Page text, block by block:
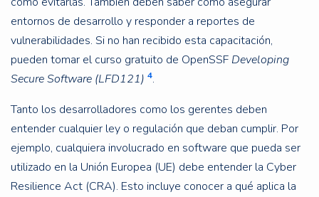
entornos de desarrollo y responder a reportes de
vulnerabilidades. Si no han recibido esta capacitación,
pueden tomar el curso gratuito de OpenSSF Developing
Secure Software (LFD121) 4.
Tanto los desarrolladores como los gerentes deben
entender cualquier ley o regulación que deban cumplir. Por
ejemplo, cualquiera involucrado en software que pueda ser
utilizado en la Unión Europea (UE) debe entender la Cyber
Resilience Act (CRA). Esto incluye conocer a qué aplica la